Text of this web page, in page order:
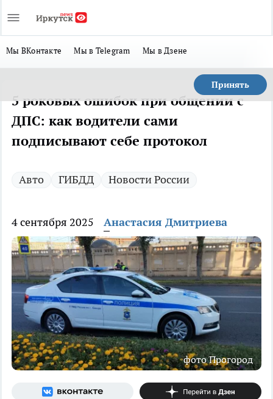
Мы ВКонтакте Мы в Telegram Мы в Дзене
Принять
5 роковых ошибок при общении с
ДПС: как водители сами
подписывают себе протокол
Авто ГИБДД Новости России
4 сентября 2025 Анастасия Дмитриева
фото Прогород